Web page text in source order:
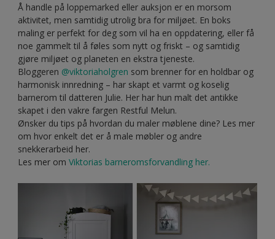
Å handle på loppemarked eller auksjon er en morsom
aktivitet, men samtidig utrolig bra for miljøet. En boks
maling er perfekt for deg som vil ha en oppdatering, eller få
noe gammelt til å føles som nytt og friskt – og samtidig
gjøre miljøet og planeten en ekstra tjeneste.
Bloggeren @viktoriaholgren som brenner for en holdbar og
harmonisk innredning – har skapt et varmt og koselig
barnerom til datteren Julie. Her har hun malt det antikke
skapet i den vakre fargen Restful Melun.
Ønsker du tips på hvordan du maler møblene dine? Les mer
om hvor enkelt det er å male møbler og andre
snekkerarbeid her.
Les mer om Viktorias barneromsforvandling her.